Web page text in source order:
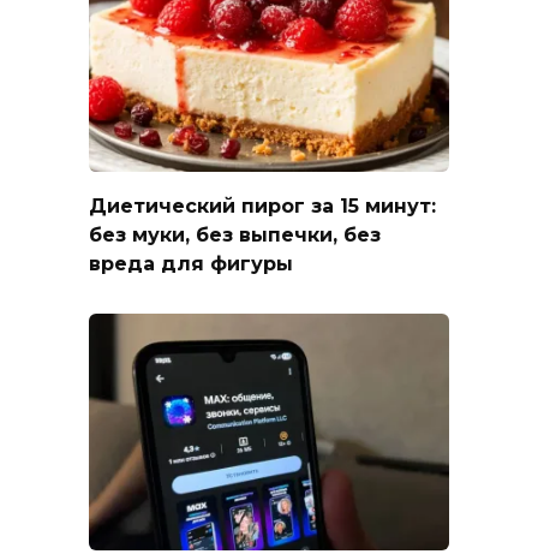
Диетический пирог за 15 минут:
без муки, без выпечки, без
вреда для фигуры